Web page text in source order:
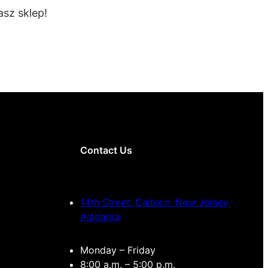
sklep!
Contact Us
14th Street, Caltech, New Jersey,
Alabama
Monday – Friday
8:00 a.m. – 5:00 p.m.